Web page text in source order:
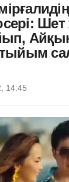
Шет
тыйым
14:45